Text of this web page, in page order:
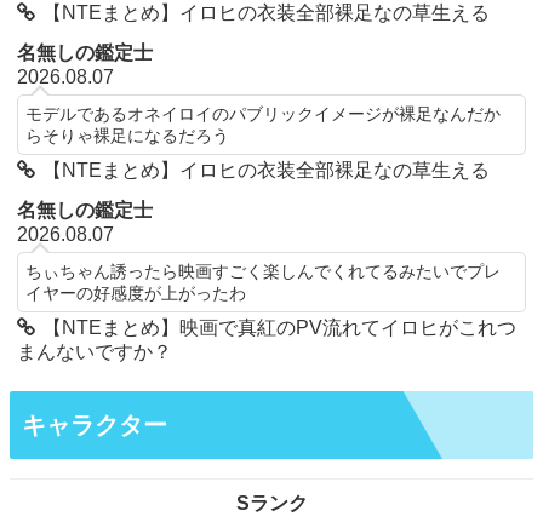
【NTEまとめ】イロヒの衣装全部裸足なの草生える
名無しの鑑定士
2026.08.07
モデルであるオネイロイのパブリックイメージが裸足なんだか
らそりゃ裸足になるだろう
【NTEまとめ】イロヒの衣装全部裸足なの草生える
名無しの鑑定士
2026.08.07
ちぃちゃん誘ったら映画すごく楽しんでくれてるみたいでプレ
イヤーの好感度が上がったわ
【NTEまとめ】映画で真紅のPV流れてイロヒがこれつ
まんないですか？
キャラクター
Sランク